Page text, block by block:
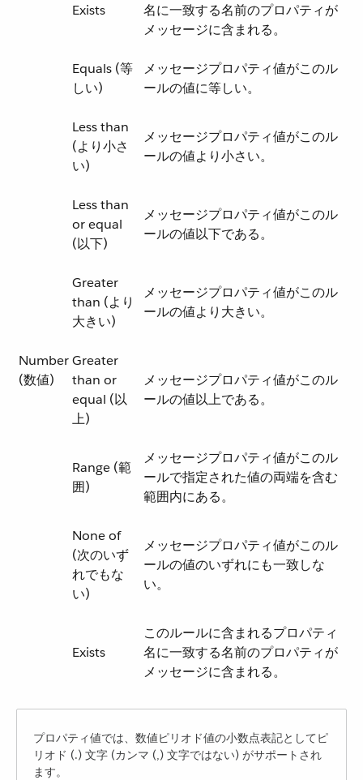
Exists
名に一致する名前のプロパティが
メッセージに含まれる。
Number
(数値)
Equals (等
しい)
メッセージプロパティ値がこのル
ールの値に等しい。
Less than
(より小さ
い)
メッセージプロパティ値がこのル
ールの値より小さい。
Less than
or equal
(以下)
メッセージプロパティ値がこのル
ールの値以下である。
Greater
than (より
大きい)
メッセージプロパティ値がこのル
ールの値より大きい。
Greater
than or
equal (以
上)
メッセージプロパティ値がこのル
ールの値以上である。
Range (範
囲)
メッセージプロパティ値がこのル
ールで指定された値の両端を含む
範囲内にある。
None of
(次のいず
れでもな
い)
メッセージプロパティ値がこのル
ールの値のいずれにも一致しな
い。
Exists
このルールに含まれるプロパティ
名に一致する名前のプロパティが
メッセージに含まれる。
プロパティ値では、数値ピリオド値の小数点表記としてピ
リオド (.) 文字 (カンマ (,) 文字ではない) がサポートされ
ます。